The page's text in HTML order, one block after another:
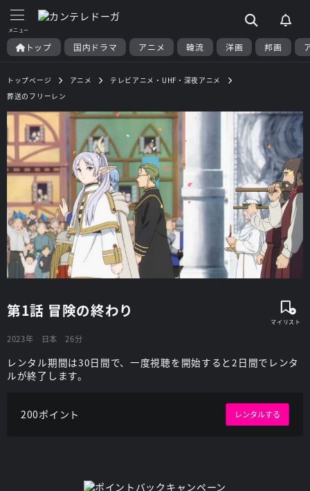
トップ 国内ドラマ アニメ 韓流 洋画 邦画
トップページ アニメ
テレビアニメ・UHF・深夜アニメ
葬送のフリーレン
第1話 冒険の終わり
2023年 日本 26分
レンタル期間は30日間で、一度視聴を開始すると2日間でレンタ
ルが終了します。
200ポイント レンタルする